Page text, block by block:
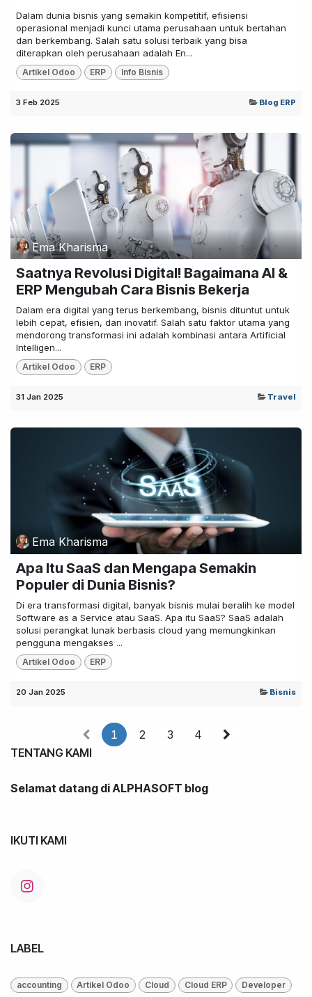
Dalam dunia bisnis yang semakin kompetitif, efisiensi
operasional menjadi kunci utama perusahaan untuk bertahan
dan berkembang. Salah satu solusi terbaik yang bisa
diterapkan oleh perusahaan adalah En...
Artikel Odoo ERP Info Bisnis
3 Feb 2025 Blog ERP
Ema Kharisma
Saatnya Revolusi Digital! Bagaimana AI &
ERP Mengubah Cara Bisnis Bekerja
Dalam era digital yang terus berkembang, bisnis dituntut untuk
lebih cepat, efisien, dan inovatif. Salah satu faktor utama yang
mendorong transformasi ini adalah kombinasi antara Artificial
Intelligen...
Artikel Odoo ERP
31 Jan 2025 Travel
Ema Kharisma
Apa Itu SaaS dan Mengapa Semakin
Populer di Dunia Bisnis?
Di era transformasi digital, banyak bisnis mulai beralih ke model
Software as a Service atau SaaS. Apa itu SaaS? SaaS adalah
solusi perangkat lunak berbasis cloud yang memungkinkan
pengguna mengakses ...
Artikel Odoo ERP
20 Jan 2025 Bisnis
1 2 3
4
TENTANG KAMI
Selamat datang di ALPHASOFT blog
IKUTI KAMI
LABEL
accounting Artikel Odoo Cloud Cloud ERP Developer